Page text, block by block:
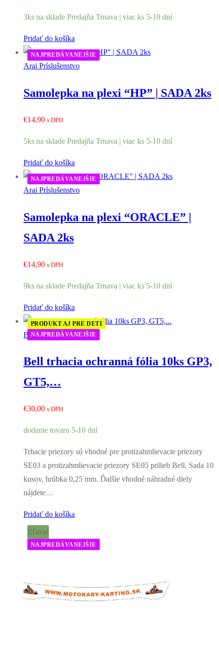
3ks na sklade Predajňa Trnava | viac ks 5-10 dní
Pridať do košíka
Arai Príslušenstvo
NAJPREDÁVANEJŠIE
Samolepka na plexi “HP” | SADA 2ks
€14,90 s DPH
5ks na sklade Predajňa Trnava | viac ks 5-10 dní
Pridať do košíka
Arai Príslušenstvo
NAJPREDÁVANEJŠIE
Samolepka na plexi “ORACLE” |
SADA 2ks
€14,90 s DPH
9ks na sklade Predajňa Trnava | viac ks 5-10 dní
Pridať do košíka
Bell príslušenstvo
PRODUKT AJ PRE DETI
NAJPREDÁVANEJŠIE
Bell trhacia ochranná fólia 10ks GP3,
GT5,…
€30,00 s DPH
dodanie tovaru 5-10 dní
Trhacie priezory sú vhodné pre protizahmlievacie priezory
SE03 a protizahmlievacie priezory SE05 prilieb Bell. Sada 10
kusov, hrúbka 0,25 mm. Ďalšie vhodné náhradné diely
nájdete…
Pridať do košíka
Zľava!
NAJPREDÁVANEJŠIE